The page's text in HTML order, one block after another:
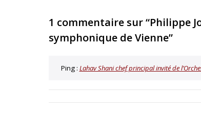
1 commentaire sur “Philippe
symphonique de Vienne”
Ping : Lahav Shani chef principal invité de